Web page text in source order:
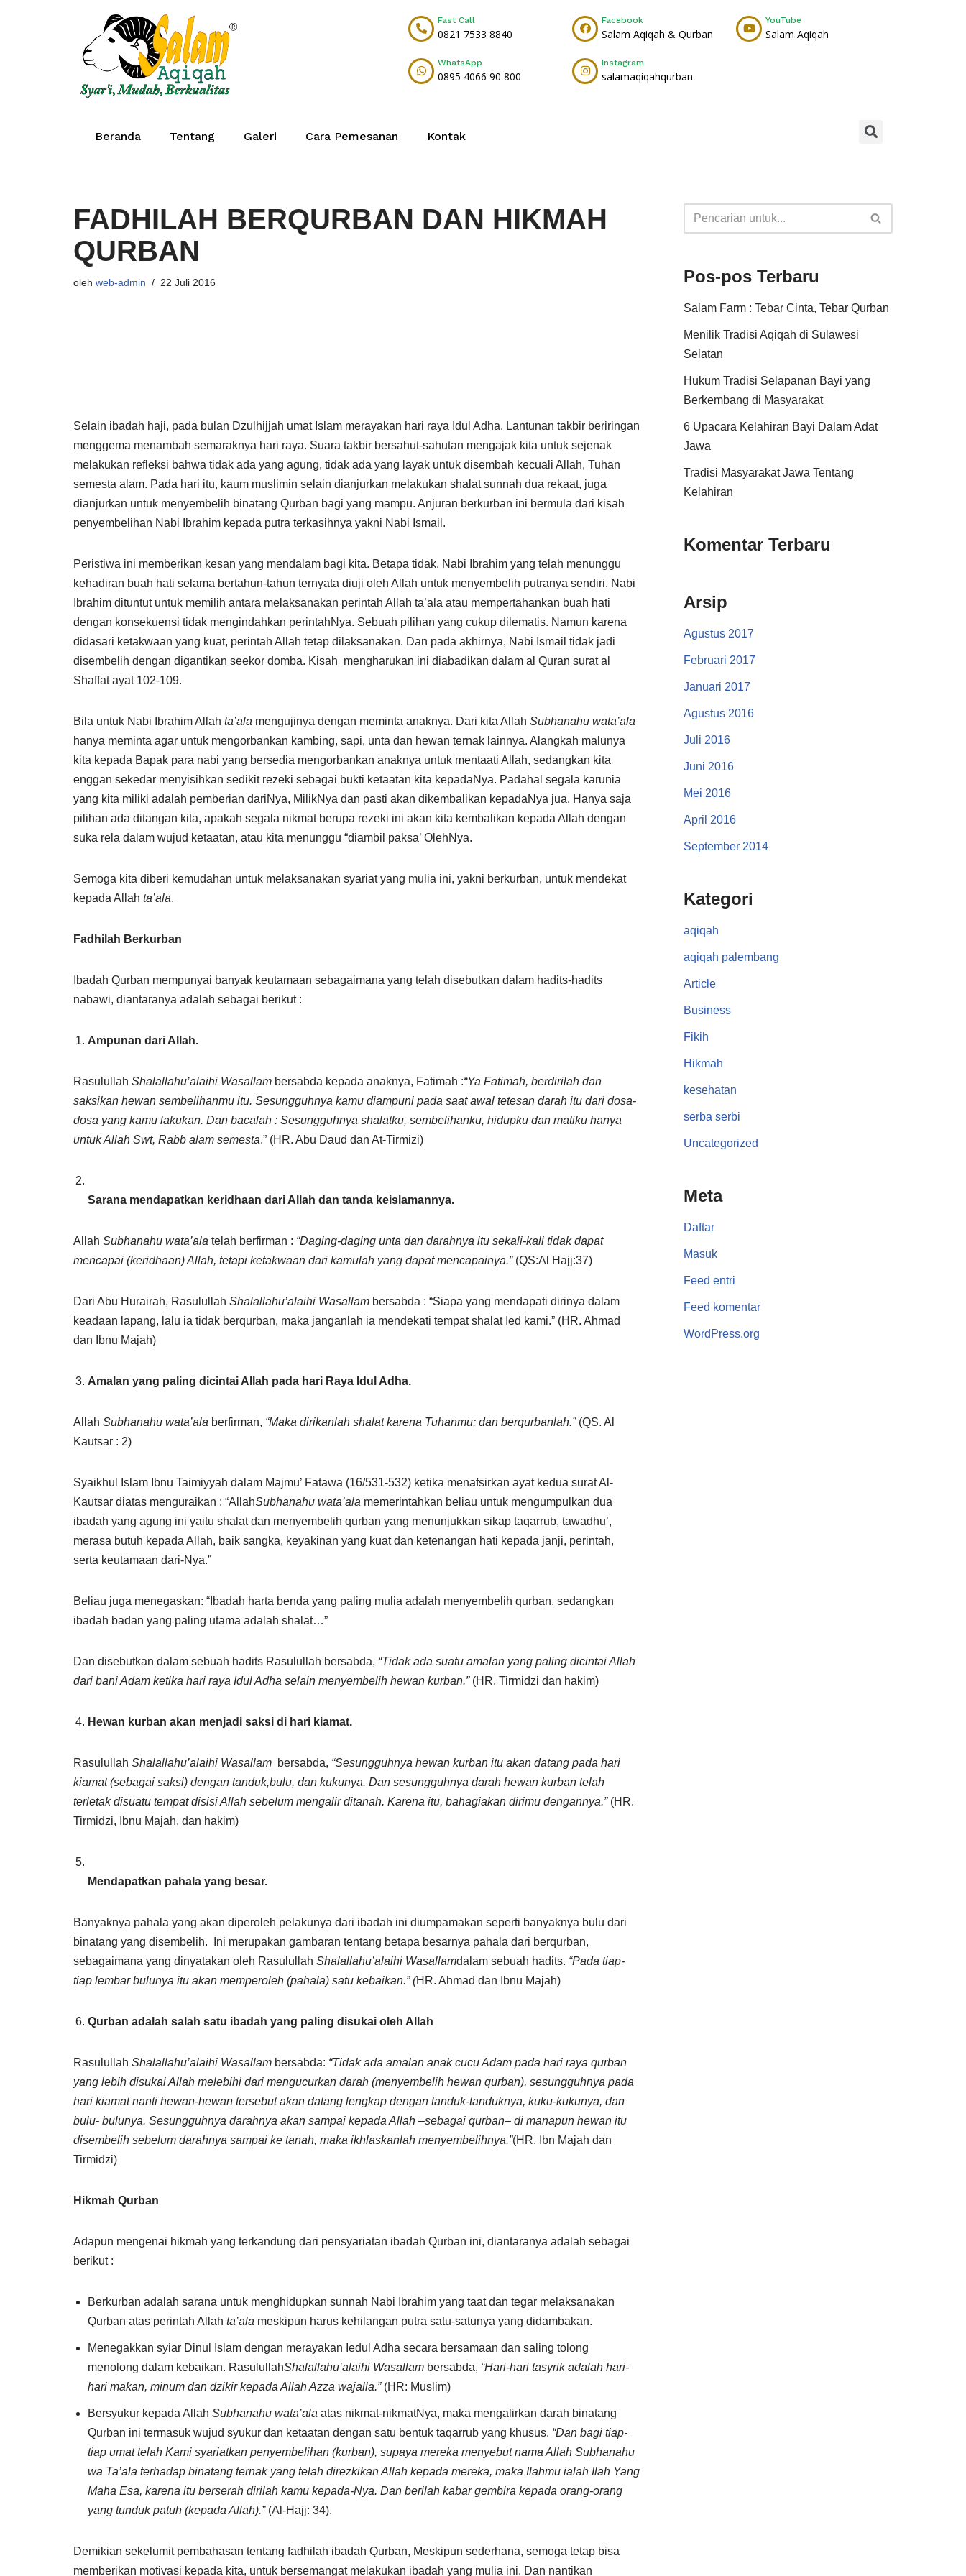
Fast Call
0821 7533 8840
WhatsApp
0895 4066 90 800
Facebook
Salam Aqiqah & Qurban
Instagram
salamaqiqahqurban
YouTube
Salam Aqiqah
Beranda Tentang Galeri Cara Pemesanan Kontak
FADHILAH BERQURBAN DAN HIKMAH
QURBAN
oleh web-admin 22 Juli 2016
Selain ibadah haji, pada bulan Dzulhijjah umat Islam merayakan hari raya Idul Adha. Lantunan takbir beriringan
menggema menambah semaraknya hari raya. Suara takbir bersahut-sahutan mengajak kita untuk sejenak
melakukan refleksi bahwa tidak ada yang agung, tidak ada yang layak untuk disembah kecuali Allah, Tuhan
semesta alam. Pada hari itu, kaum muslimin selain dianjurkan melakukan shalat sunnah dua rekaat, juga
dianjurkan untuk menyembelih binatang Qurban bagi yang mampu. Anjuran berkurban ini bermula dari kisah
penyembelihan Nabi Ibrahim kepada putra terkasihnya yakni Nabi Ismail.
Peristiwa ini memberikan kesan yang mendalam bagi kita. Betapa tidak. Nabi Ibrahim yang telah menunggu
kehadiran buah hati selama bertahun-tahun ternyata diuji oleh Allah untuk menyembelih putranya sendiri. Nabi
Ibrahim dituntut untuk memilih antara melaksanakan perintah Allah ta’ala atau mempertahankan buah hati
dengan konsekuensi tidak mengindahkan perintahNya. Sebuah pilihan yang cukup dilematis. Namun karena
didasari ketakwaan yang kuat, perintah Allah tetap dilaksanakan. Dan pada akhirnya, Nabi Ismail tidak jadi
disembelih dengan digantikan seekor domba. Kisah mengharukan ini diabadikan dalam al Quran surat al
Shaffat ayat 102-109.
Bila untuk Nabi Ibrahim Allah ta’ala mengujinya dengan meminta anaknya. Dari kita Allah Subhanahu wata’ala
hanya meminta agar untuk mengorbankan kambing, sapi, unta dan hewan ternak lainnya. Alangkah malunya
kita kepada Bapak para nabi yang bersedia mengorbankan anaknya untuk mentaati Allah, sedangkan kita
enggan sekedar menyisihkan sedikit rezeki sebagai bukti ketaatan kita kepadaNya. Padahal segala karunia
yang kita miliki adalah pemberian dariNya, MilikNya dan pasti akan dikembalikan kepadaNya jua. Hanya saja
pilihan ada ditangan kita, apakah segala nikmat berupa rezeki ini akan kita kembalikan kepada Allah dengan
suka rela dalam wujud ketaatan, atau kita menunggu “diambil paksa’ OlehNya.
Semoga kita diberi kemudahan untuk melaksanakan syariat yang mulia ini, yakni berkurban, untuk mendekat
kepada Allah ta’ala.
Fadhilah Berkurban
Ibadah Qurban mempunyai banyak keutamaan sebagaimana yang telah disebutkan dalam hadits-hadits
nabawi, diantaranya adalah sebagai berikut :
Ampunan dari Allah.
Rasulullah Shalallahu’alaihi Wasallam bersabda kepada anaknya, Fatimah :“Ya Fatimah, berdirilah dan
saksikan hewan sembelihanmu itu. Sesungguhnya kamu diampuni pada saat awal tetesan darah itu dari dosa-
dosa yang kamu lakukan. Dan bacalah : Sesungguhnya shalatku, sembelihanku, hidupku dan matiku hanya
untuk Allah Swt, Rabb alam semesta.” (HR. Abu Daud dan At-Tirmizi)
Sarana mendapatkan keridhaan dari Allah dan tanda keislamannya.
Allah Subhanahu wata’ala telah berfirman : “Daging-daging unta dan darahnya itu sekali-kali tidak dapat
mencapai (keridhaan) Allah, tetapi ketakwaan dari kamulah yang dapat mencapainya.” (QS:Al Hajj:37)
Dari Abu Hurairah, Rasulullah Shalallahu’alaihi Wasallam bersabda : “Siapa yang mendapati dirinya dalam
keadaan lapang, lalu ia tidak berqurban, maka janganlah ia mendekati tempat shalat Ied kami.” (HR. Ahmad
dan Ibnu Majah)
Amalan yang paling dicintai Allah pada hari Raya Idul Adha.
Allah Subhanahu wata’ala berfirman, “Maka dirikanlah shalat karena Tuhanmu; dan berqurbanlah.”(QS. Al
Kautsar : 2)
Syaikhul Islam Ibnu Taimiyyah dalam Majmu’ Fatawa (16/531-532) ketika menafsirkan ayat kedua surat Al-
Kautsar diatas menguraikan : “AllahSubhanahu wata’ala memerintahkan beliau untuk mengumpulkan dua
ibadah yang agung ini yaitu shalat dan menyembelih qurban yang menunjukkan sikap taqarrub, tawadhu’,
merasa butuh kepada Allah, baik sangka, keyakinan yang kuat dan ketenangan hati kepada janji, perintah,
serta keutamaan dari-Nya.”
Beliau juga menegaskan: “Ibadah harta benda yang paling mulia adalah menyembelih qurban, sedangkan
ibadah badan yang paling utama adalah shalat…”
Dan disebutkan dalam sebuah hadits Rasulullah bersabda, “Tidak ada suatu amalan yang paling dicintai Allah
dari bani Adam ketika hari raya Idul Adha selain menyembelih hewan kurban.”(HR. Tirmidzi dan hakim)
Hewan kurban akan menjadi saksi di hari kiamat.
Rasulullah Shalallahu’alaihi Wasallam bersabda, “Sesungguhnya hewan kurban itu akan datang pada hari
kiamat (sebagai saksi) dengan tanduk,bulu, dan kukunya. Dan sesungguhnya darah hewan kurban telah
terletak disuatu tempat disisi Allah sebelum mengalir ditanah. Karena itu, bahagiakan dirimu dengannya.”(HR.
Tirmidzi, Ibnu Majah, dan hakim)
Mendapatkan pahala yang besar.
Banyaknya pahala yang akan diperoleh pelakunya dari ibadah ini diumpamakan seperti banyaknya bulu dari
binatang yang disembelih.
Ini merupakan gambaran tentang betapa besarnya pahala dari berqurban,
sebagaimana yang dinyatakan oleh Rasulullah Shalallahu’alaihi Wasallamdalam sebuah hadits. “Pada tiap-
tiap lembar bulunya itu akan memperoleh (pahala) satu kebaikan.” (HR. Ahmad dan Ibnu Majah)
Qurban adalah salah satu ibadah yang paling disukai oleh Allah
Rasulullah Shalallahu’alaihi Wasallam bersabda: “Tidak ada amalan anak cucu Adam pada hari raya qurban
yang lebih disukai Allah melebihi dari mengucurkan darah (menyembelih hewan qurban), sesungguhnya pada
hari kiamat nanti hewan-hewan tersebut akan datang lengkap dengan tanduk-tanduknya, kuku-kukunya, dan
bulu- bulunya. Sesungguhnya darahnya akan sampai kepada Allah –sebagai qurban– di manapun hewan itu
disembelih sebelum darahnya sampai ke tanah, maka ikhlaskanlah menyembelihnya.”(HR. Ibn Majah dan
Tirmidzi)
Hikmah Qurban
Adapun mengenai hikmah yang terkandung dari pensyariatan ibadah Qurban ini, diantaranya adalah sebagai
berikut :
Berkurban adalah sarana untuk menghidupkan sunnah Nabi Ibrahim yang taat dan tegar melaksanakan
Qurban atas perintah Allah ta’ala meskipun harus kehilangan putra satu-satunya yang didambakan.
Menegakkan syiar Dinul Islam dengan merayakan Iedul Adha secara bersamaan dan saling tolong
menolong dalam kebaikan. RasulullahShalallahu’alaihi Wasallam bersabda, “Hari-hari tasyrik adalah hari-
hari makan, minum dan dzikir kepada Allah Azza wajalla.” (HR: Muslim)
Bersyukur kepada Allah Subhanahu wata’ala atas nikmat-nikmatNya, maka mengalirkan darah binatang
Qurban ini termasuk wujud syukur dan ketaatan dengan satu bentuk taqarrub yang khusus. “Dan bagi tiap-
tiap umat telah Kami syariatkan penyembelihan (kurban), supaya mereka menyebut nama Allah Subhanahu
wa Ta’ala terhadap binatang ternak yang telah direzkikan Allah kepada mereka, maka Ilahmu ialah Ilah Yang
Maha Esa, karena itu berserah dirilah kamu kepada-Nya. Dan berilah kabar gembira kepada orang-orang
yang tunduk patuh (kepada Allah).” (Al-Hajj: 34).
Demikian sekelumit pembahasan tentang fadhilah ibadah Qurban, Meskipun sederhana, semoga tetap bisa
memberikan motivasi kepada kita, untuk bersemangat melakukan ibadah yang mulia ini. Dan nantikan
Pos-pos Terbaru
Salam Farm : Tebar Cinta, Tebar Qurban
Menilik Tradisi Aqiqah di Sulawesi
Selatan
Hukum Tradisi Selapanan Bayi yang
Berkembang di Masyarakat
6 Upacara Kelahiran Bayi Dalam Adat
Jawa
Tradisi Masyarakat Jawa Tentang
Kelahiran
Komentar Terbaru
Arsip
Agustus 2017
Februari 2017
Januari 2017
Agustus 2016
Juli 2016
Juni 2016
Mei 2016
April 2016
September 2014
Kategori
aqiqah
aqiqah palembang
Article
Business
Fikih
Hikmah
kesehatan
serba serbi
Uncategorized
Meta
Daftar
Masuk
Feed entri
Feed komentar
WordPress.org